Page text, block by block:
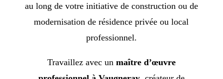
au long de votre initiative de construction ou de
modernisation de résidence privée ou local
professionnel.
Travaillez avec un maître d’œuvre